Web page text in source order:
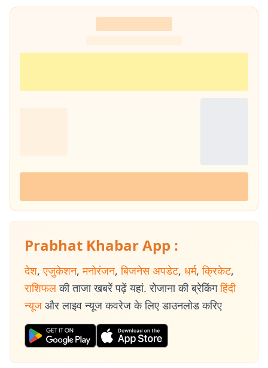
Prabhat Khabar App :
देश, एजुकेशन, मनोरंजन, बिजनेस अपडेट, धर्म, क्रिकेट,
राशिफल की ताजा खबरें पढ़ें यहां. रोजाना की ब्रेकिंग हिंदी
न्यूज और लाइव न्यूज कवरेज के लिए डाउनलोड करिए